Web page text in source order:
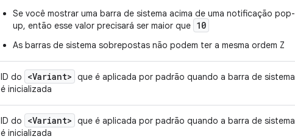
Se você mostrar uma barra de sistema acima de uma notificação pop-
up, então esse valor precisará ser maior que 10
As barras de sistema sobrepostas não podem ter a mesma ordem Z
ID do <Variant> que é aplicada por padrão quando a barra de sistema
é inicializada
ID do <Variant> que é aplicada por padrão quando a barra de sistema
é inicializada